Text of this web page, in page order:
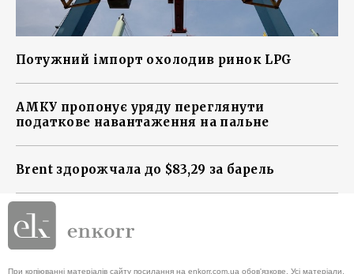
Потужний імпорт охолодив ринок LPG
АМКУ пропонує уряду переглянути
податкове навантаження на пальне
Brent здорожчала до $83,29 за барель
При копіюванні матеріалів сайту посилання на enkorr.com.ua обов'язкове. Усі матеріали,